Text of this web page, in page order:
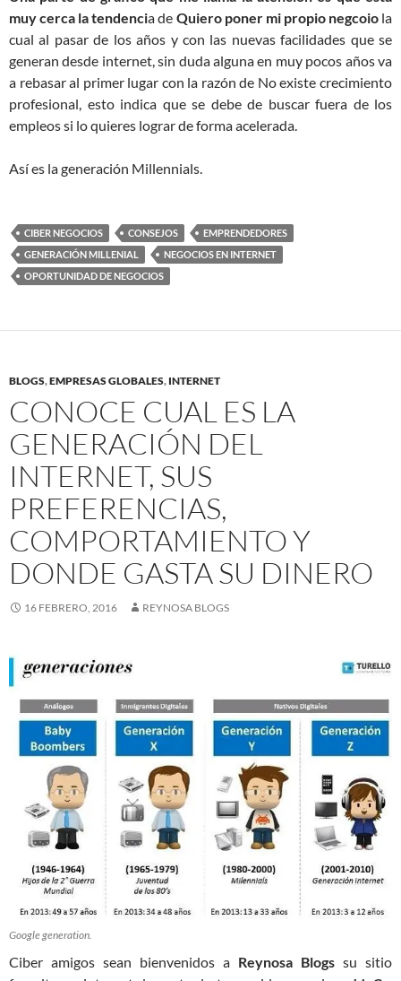
muy cerca la tendencia de Quiero poner mi propio negcoiola
cual al pasar de los años y con las nuevas facilidades que se
generan desde internet, sin duda alguna en muy pocos años va
a rebasar al primer lugar con la razón de No existe crecimiento
profesional, esto indica que se debe de buscar fuera de los
empleos si lo quieres lograr de forma acelerada.
Así es la generación Millennials.
CIBER NEGOCIOS CONSEJOS
EMPRENDEDORES
GENERACIÓN MILLENIAL
NEGOCIOS EN INTERNET
OPORTUNIDAD DE NEGOCIOS
BLOGS,EMPRESAS GLOBALES, INTERNET
CONOCE CUAL ES LA
GENERACIÓN DEL
INTERNET, SUS
PREFERENCIAS,
COMPORTAMIENTO Y
DONDE GASTA SU DINERO
16 FEBRERO, 2016 REYNOSA BLOGS
Google generation.
Ciber amigos sean bienvenidos a Reynosa Blogs su sitio